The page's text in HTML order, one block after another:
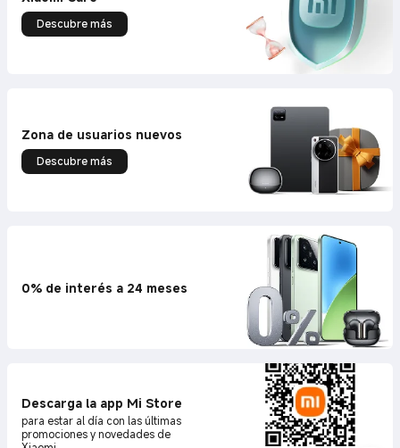
Descubre más
Zona de usuarios nuevos
Descubre más
Descarga la app Mi Store
para estar al día con las últimas
promociones y novedades de